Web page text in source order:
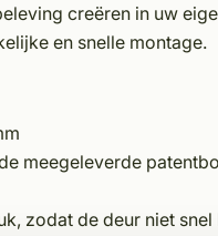
creëren in uw
en snelle montage.
meegeleverde
zodat de deur niet